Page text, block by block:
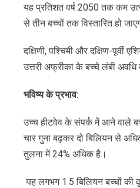
यह प्रतिशत वर्ष 2050 तक कम
से तीन बच्चों तक विस्तारित हो
दक्षिणी, पश्चिमी और दक्षिण-पूर्वी
उत्तरी अफ्रीका के बच्चे लंबी
भविष्य के प्रभाव:
उच्च हीटवेव के संपर्क में आने वाले
चार गुना बढ़कर दो बिलियन से
तुलना में 24% अधिक है।
यह लगभग 1.5 बिलियन बच्चों की